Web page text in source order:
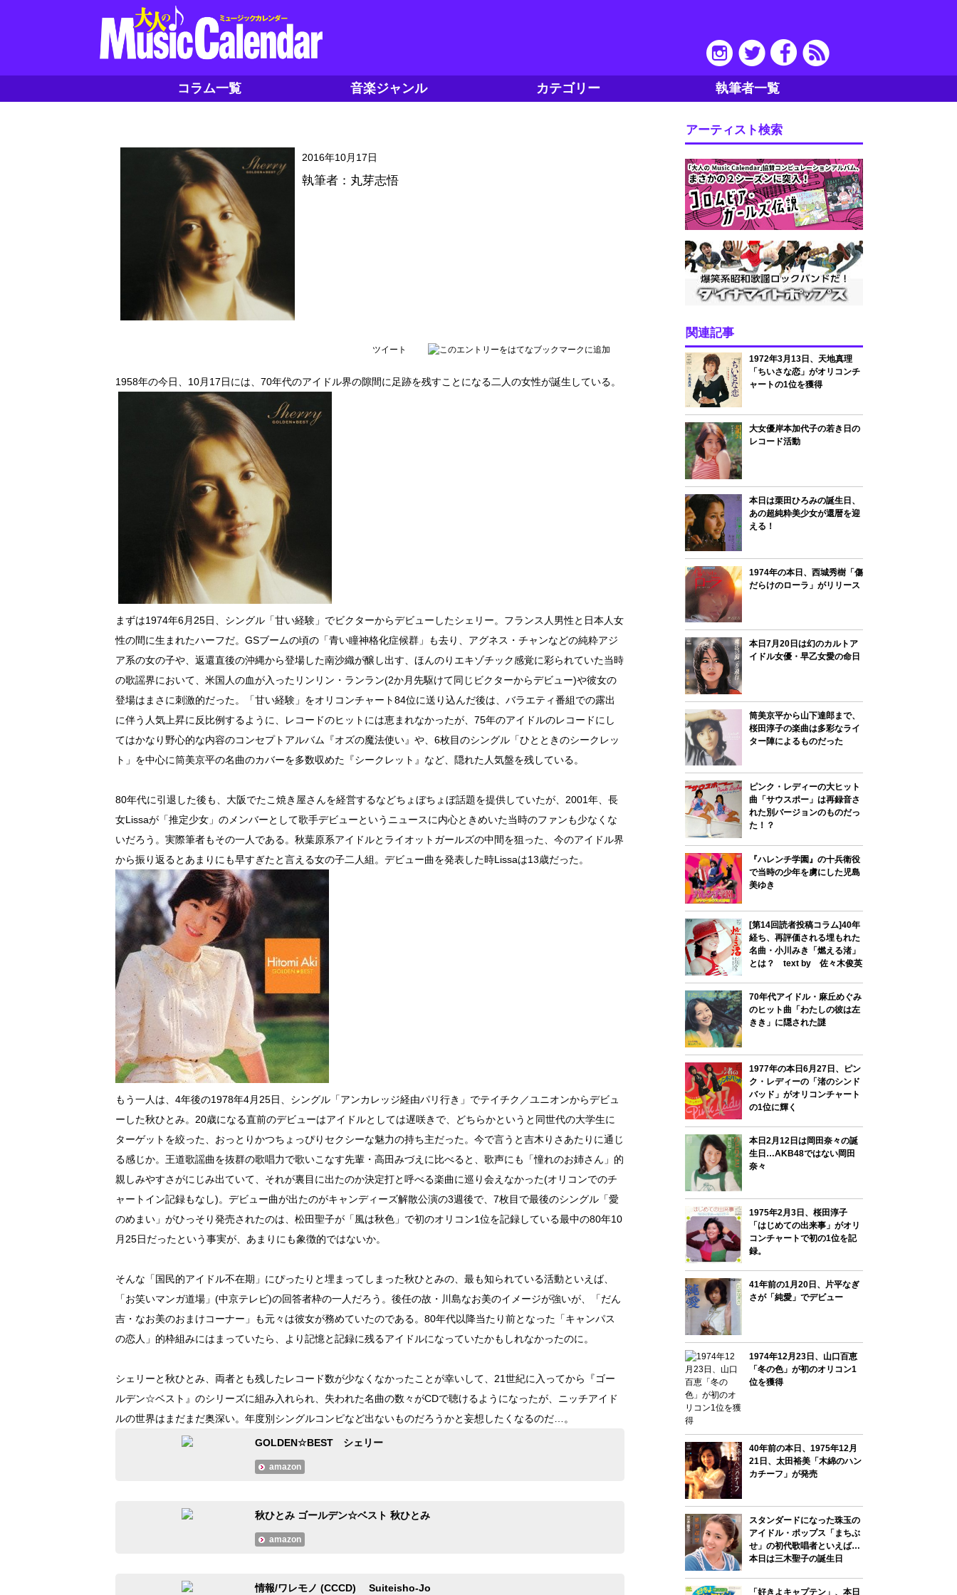
コラム一覧 音楽ジャンル カテゴリー 執筆者一覧
2016年10月17日
執筆者：丸芽志悟
ツイート
1958年の今日、10月17日には、70年代のアイドル界の隙間に足跡を残すことになる二人の女性が誕生している。
まずは1974年6月25日、シングル「甘い経験」でビクターからデビューしたシェリー。フランス人男性と日本人女
性の間に生まれたハーフだ。GSブームの頃の「青い瞳神格化症候群」も去り、アグネス・チャンなどの純粋アジ
ア系の女の子や、返還直後の沖縄から登場した南沙織が醸し出す、ほんのりエキゾチック感覚に彩られていた当時
の歌謡界において、米国人の血が入ったリンリン・ランラン(2か月先駆けて同じビクターからデビュー)や彼女の
登場はまさに刺激的だった。「甘い経験」をオリコンチャート84位に送り込んだ後は、バラエティ番組での露出
に伴う人気上昇に反比例するように、レコードのヒットには恵まれなかったが、75年のアイドルのレコードにし
てはかなり野心的な内容のコンセプトアルバム『オズの魔法使い』や、6枚目のシングル「ひとときのシークレッ
ト」を中心に筒美京平の名曲のカバーを多数収めた『シークレット』など、隠れた人気盤を残している。
80年代に引退した後も、大阪でたこ焼き屋さんを経営するなどちょぼちょぼ話題を提供していたが、2001年、長
女Lissaが「推定少女」のメンバーとして歌手デビューというニュースに内心ときめいた当時のファンも少なくな
いだろう。実際筆者もその一人である。秋葉原系アイドルとライオットガールズの中間を狙った、今のアイドル界
から振り返るとあまりにも早すぎたと言える女の子二人組。デビュー曲を発表した時Lissaは13歳だった。
もう一人は、4年後の1978年4月25日、シングル「アンカレッジ経由パリ行き」でテイチク／ユニオンからデビュ
ーした秋ひとみ。20歳になる直前のデビューはアイドルとしては遅咲きで、どちらかというと同世代の大学生に
ターゲットを絞った、おっとりかつちょっぴりセクシーな魅力の持ち主だった。今で言うと吉木りさあたりに通じ
る感じか。王道歌謡曲を抜群の歌唱力で歌いこなす先輩・高田みづえに比べると、歌声にも「憧れのお姉さん」的
親しみやすさがにじみ出ていて、それが裏目に出たのか決定打と呼べる楽曲に巡り会えなかった(オリコンでのチ
ャートイン記録もなし)。デビュー曲が出たのがキャンディーズ解散公演の3週後で、7枚目で最後のシングル「愛
のめまい」がひっそり発売されたのは、松田聖子が「風は秋色」で初のオリコン1位を記録している最中の80年10
月25日だったという事実が、あまりにも象徴的ではないか。
そんな「国民的アイドル不在期」にぴったりと埋まってしまった秋ひとみの、最も知られている活動といえば、
「お笑いマンガ道場」(中京テレビ)の回答者枠の一人だろう。後任の故・川島なお美のイメージが強いが、「だん
吉・なお美のおまけコーナー」も元々は彼女が務めていたのである。80年代以降当たり前となった「キャンパス
の恋人」的枠組みにはまっていたら、より記憶と記録に残るアイドルになっていたかもしれなかったのに。
シェリーと秋ひとみ、両者とも残したレコード数が少なくなかったことが幸いして、21世紀に入ってから『ゴー
ルデン☆ベスト』のシリーズに組み入れられ、失われた名曲の数々がCDで聴けるようになったが、ニッチアイド
ルの世界はまだまだ奥深い。年度別シングルコンピなど出ないものだろうかと妄想したくなるのだ…。
GOLDEN☆BEST シェリー
amazon
秋ひとみ ゴールデン☆ベスト 秋ひとみ
amazon
情報/ワレモノ (CCCD) Suiteisho-Jo
アーティスト検索
関連記事
1972年3月13日、天地真理
「ちいさな恋」がオリコンチ
ャートの1位を獲得
大女優岸本加代子の若き日の
レコード活動
本日は栗田ひろみの誕生日、
あの超純粋美少女が還暦を迎
える！
1974年の本日、西城秀樹「傷
だらけのローラ」がリリース
本日7月20日は幻のカルトア
イドル女優・早乙女愛の命日
筒美京平から山下達郎まで、
桜田淳子の楽曲は多彩なライ
ター陣によるものだった
ピンク・レディーの大ヒット
曲「サウスポー」は再録音さ
れた別バージョンのものだっ
た！？
『ハレンチ学園』の十兵衛役
で当時の少年を虜にした児島
美ゆき
[第14回読者投稿コラム]40年
経ち、再評価される埋もれた
名曲・小川みき「燃える渚」
とは？ text by 佐々木俊英
70年代アイドル・麻丘めぐみ
のヒット曲「わたしの彼は左
きき」に隠された謎
1977年の本日6月27日、ピン
ク・レディーの「渚のシンド
バッド」がオリコンチャート
の1位に輝く
本日2月12日は岡田奈々の誕
生日…AKB48ではない岡田
奈々
1975年2月3日、桜田淳子
「はじめての出来事」がオリ
コンチャートで初の1位を記
録。
41年前の1月20日、片平なぎ
さが「純愛」でデビュー
1974年12月23日、山口百恵
「冬の色」が初のオリコン1
位を獲得
40年前の本日、1975年12月
21日、太田裕美「木綿のハン
カチーフ」が発売
スタンダードになった珠玉の
アイドル・ポップス「まちぶ
せ」の初代歌唱者といえば…
本日は三木聖子の誕生日
「好きよキャプテン」、本日